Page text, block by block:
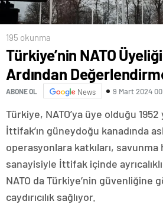
195 okunma
Türkiye’nin NATO
Ardından
ABONE OL News 9 Mart 2024
Türkiye, NATO’ya üye olduğu 1952
İttifak’ın güneydoğu kanadında
operasyonlara katkıları, savunma
sanayisiyle İttifak içinde
NATO da Türkiye’nin güvenliğine
caydırıcılık sağlıyor.